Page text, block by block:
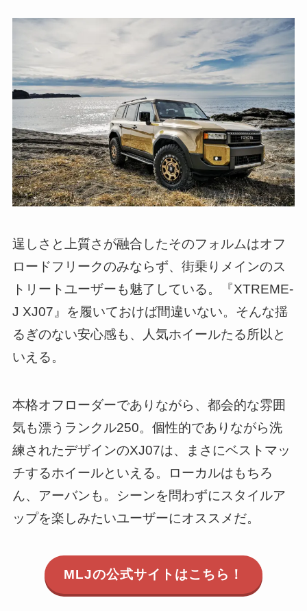
逞しさと上質さが融合したそのフォルムはオフ
ロードフリークのみならず、街乗りメインのス
トリートユーザーも魅了している。『XTREME-
J XJ07』を履いておけば間違いない。そんな揺
るぎのない安心感も、人気ホイールたる所以と
いえる。
本格オフローダーでありながら、都会的な雰囲
気も漂うランクル250。個性的でありながら洗
練されたデザインのXJ07は、まさにベストマッ
チするホイールといえる。ローカルはもちろ
ん、アーバンも。シーンを問わずにスタイルア
ップを楽しみたいユーザーにオススメだ。
MLJの公式サイトはこちら！